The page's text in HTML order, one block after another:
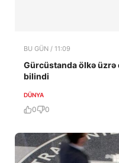
BU GÜN / 11:09
Gürcüstanda ölkə
bilindi
DÜNYA
0 0